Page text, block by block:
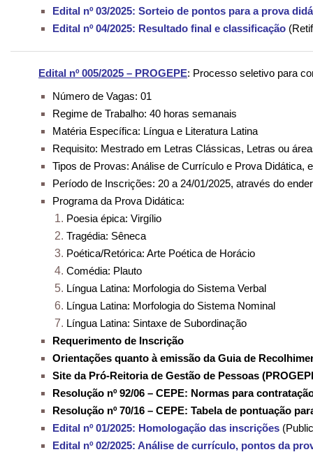
Edital nº 03/2025: Sorteio de pontos para a prova
Edital nº 04/2025: Resultado final e classificação
Edital nº 005/2025 – PROGEPE: Processo seletivo para
Número de Vagas: 01
Regime de Trabalho: 40 horas semanais
Matéria Específica: Língua e Literatura Latina
Requisito: Mestrado em Letras Clássicas, Letras ou
Tipos de Provas: Análise de Currículo e Prova
Período de Inscrições: 20 a 24/01/2025, através do
Programa da Prova Didática:
Poesia épica: Virgílio
Tragédia: Sêneca
Poética/Retórica: Arte Poética de Horácio
Comédia: Plauto
Língua Latina: Morfologia do Sistema Verbal
Língua Latina: Morfologia do Sistema Nominal
Língua Latina: Sintaxe de Subordinação
Requerimento de Inscrição
Orientações quanto à emissão da Guia de
Site da Pró-Reitoria de Gestão de Pessoas
Resolução nº 92/06 – CEPE: Normas para
Resolução nº 70/16 – CEPE: Tabela de pontuação
Edital nº 01/2025: Homologação das inscrições
Edital nº 02/2025: Análise de currículo, pontos da